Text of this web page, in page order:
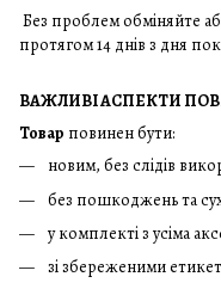
Без проблем обміняйте
протягом 14 днів з дня
ВАЖЛИВІ АСПЕКТИ
Товар повинен бути:
новим, без слідів
без пошкоджень та
у комплекті з усіма
зі збереженими